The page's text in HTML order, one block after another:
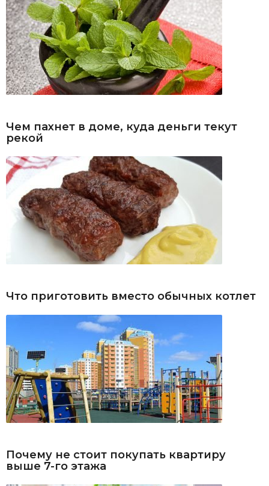
Чем пахнет в доме, куда деньги текут
рекой
Что приготовить вместо обычных котлет
Почему не стоит покупать квартиру
выше 7-го этажа